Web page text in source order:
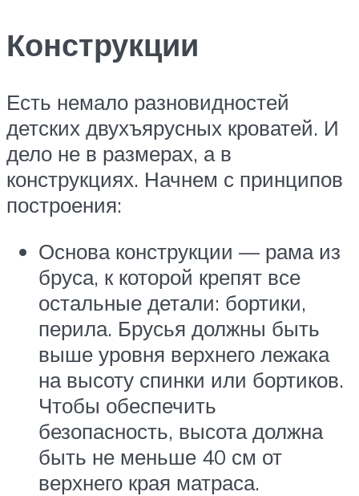
Конструкции
Есть немало разновидностей
детских двухъярусных кроватей. И
дело не в размерах, а в
конструкциях. Начнем с принципов
построения:
Основа конструкции — рама из
бруса, к которой крепят все
остальные детали: бортики,
перила. Брусья должны быть
выше уровня верхнего лежака
на высоту спинки или бортиков.
Чтобы обеспечить
безопасность, высота должна
быть не меньше 40 см от
верхнего края матраса.